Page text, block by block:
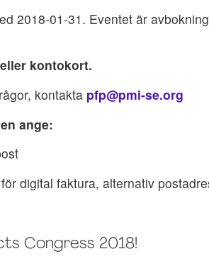
2018-01-31. Eventet är
kontokort.
kontakta pfp@pmi-se.org
ange:
digital faktura, alternativ
Congress 2018!